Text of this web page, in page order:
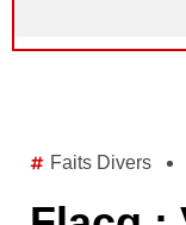
Faits Divers